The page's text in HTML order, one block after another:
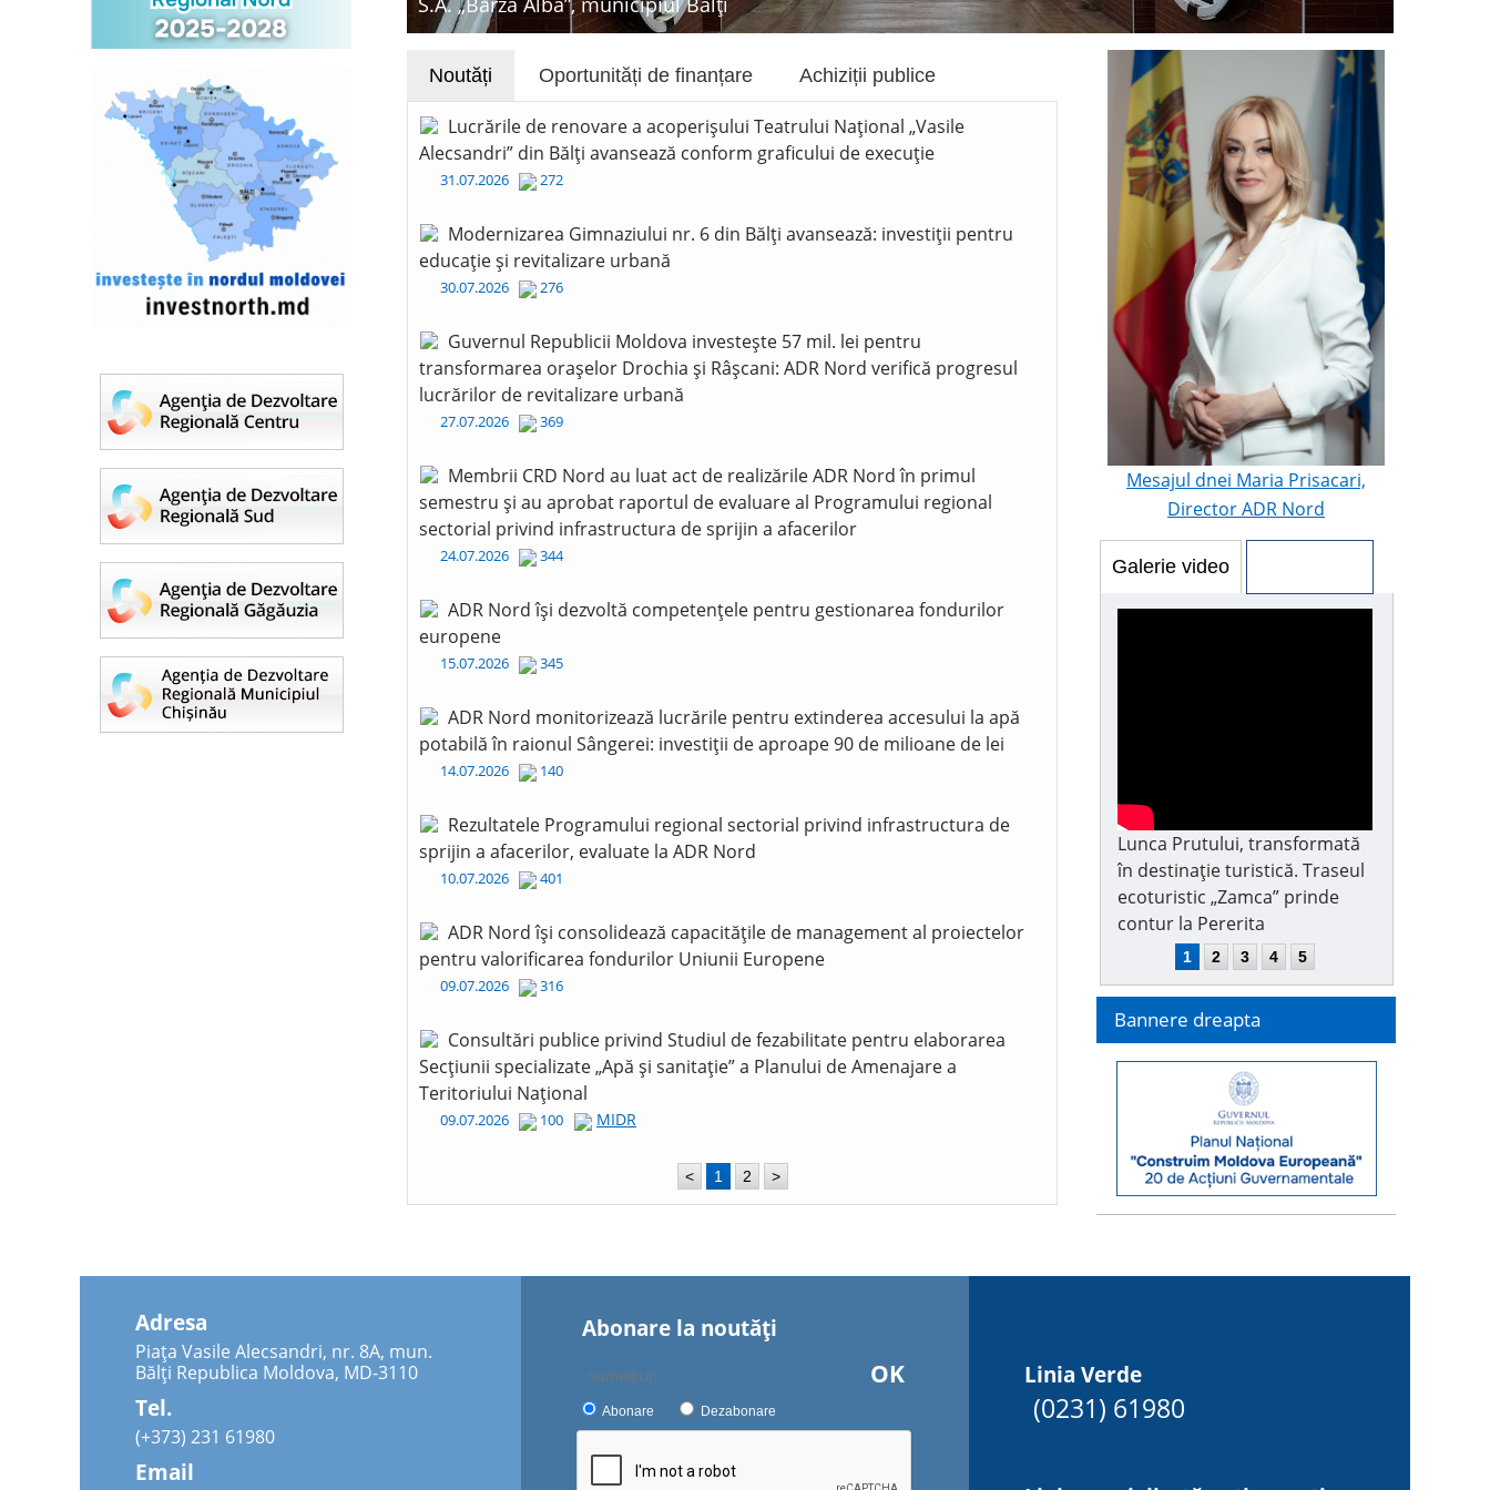
Noutăți Oportunități de finanțare Achiziții publice
Lucrările de renovare a acoperișului Teatrului Național „Vasile
Alecsandri” din Bălți avansează conform graficului de execuție
31.07.2026 272
Modernizarea Gimnaziului nr. 6 din Bălți avansează: investiții pentru
educație și revitalizare urbană
30.07.2026 276
Guvernul Republicii Moldova investește 57 mil. lei pentru
transformarea orașelor Drochia și Râșcani: ADR Nord verifică progresul
lucrărilor de revitalizare urbană
27.07.2026 369
Membrii CRD Nord au luat act de realizările ADR Nord în primul
semestru și au aprobat raportul de evaluare al Programului regional
sectorial privind infrastructura de sprijin a afacerilor
24.07.2026 344
ADR Nord își dezvoltă competențele pentru gestionarea fondurilor
europene
15.07.2026 345
ADR Nord monitorizează lucrările pentru extinderea accesului la apă
potabilă în raionul Sângerei: investiții de aproape 90 de milioane de lei
14.07.2026 140
Rezultatele Programului regional sectorial privind infrastructura de
sprijin a afacerilor, evaluate la ADR Nord
10.07.2026 401
ADR Nord își consolidează capacitățile de management al proiectelor
pentru valorificarea fondurilor Uniunii Europene
09.07.2026 316
Consultări publice privind Studiul de fezabilitate pentru elaborarea
Secțiunii specializate „Apă și sanitație” a Planului de Amenajare a
Teritoriului Național
09.07.2026 100 MIDR
< 1 2 >
Mesajul dnei Maria Prisacari,
Director ADR Nord
Galerie video
Lunca Prutului, transformată
în destinație turistică. Traseul
ecoturistic „Zamca” prinde
contur la Pererita
1 2 3 4 5
Bannere dreapta
Adresa
Piața Vasile Alecsandri, nr. 8A, mun.
Bălți Republica Moldova, MD-3110
Tel.
(+373) 231 61980
Email
Abonare la noutăţi
OK
Abonare Dezabonare
Linia Verde
(0231) 61980